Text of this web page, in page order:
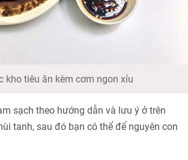
kho tiêu ăn kèm cơm ngon xỉu
sạch theo hướng dẫn và lưu ý ở trên
tanh, sau đó bạn có thể để nguyên con